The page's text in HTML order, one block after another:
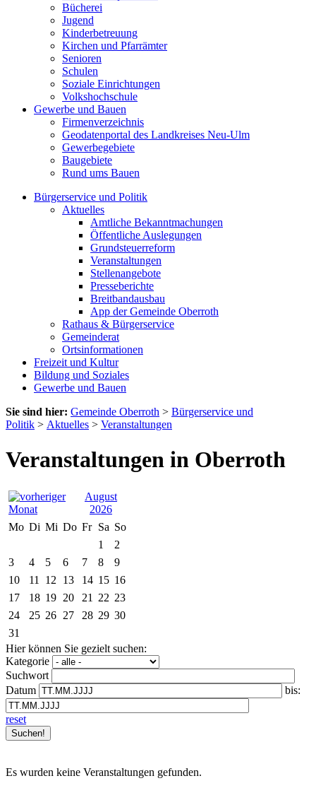
Bücherei
Jugend
Kinderbetreuung
Kirchen und Pfarrämter
Senioren
Schulen
Soziale Einrichtungen
Volkshochschule
Gewerbe und Bauen
Firmenverzeichnis
Geodatenportal des Landkreises Neu-Ulm
Gewerbegebiete
Baugebiete
Rund ums Bauen
Bürgerservice und Politik
Aktuelles
Amtliche Bekanntmachungen
Öffentliche Auslegungen
Grundsteuerreform
Veranstaltungen
Stellenangebote
Presseberichte
Breitbandausbau
App der Gemeinde Oberroth
Rathaus & Bürgerservice
Gemeinderat
Ortsinformationen
Freizeit und Kultur
Bildung und Soziales
Gewerbe und Bauen
Sie sind hier: Gemeinde Oberroth > Bürgerservice und
Politik > Aktuelles > Veranstaltungen
Veranstaltungen in Oberroth
August
2026
Mo Di Mi Do Fr Sa So
1
2
3
4 5 6 7 8
9
10
11 12 13 14 15 16
17
18 19 20 21 22 23
24
25 26 27 28 29 30
31
Hier können Sie gezielt suchen:
Kategorie
Suchwort
Datum
bis:
reset
Es wurden keine Veranstaltungen gefunden.